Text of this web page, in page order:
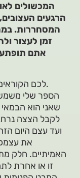
המכשולים
הרגעים
המסחררות.
זמן לעצור
אתם
לכם הקוראים מצפה חוויה סוחפת, מעצימה ומרתקת.
הספר שלי
שאני הוא
לקבל הצצה
ועד עצם היום
את
האמיתיים. חלק
זו או אחרת